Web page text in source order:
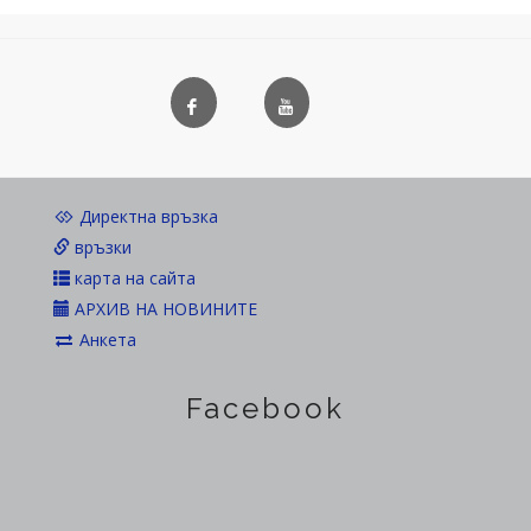
Директна връзка
връзки
карта на сайта
АРХИВ НА НОВИНИТЕ
Анкета
Facebook